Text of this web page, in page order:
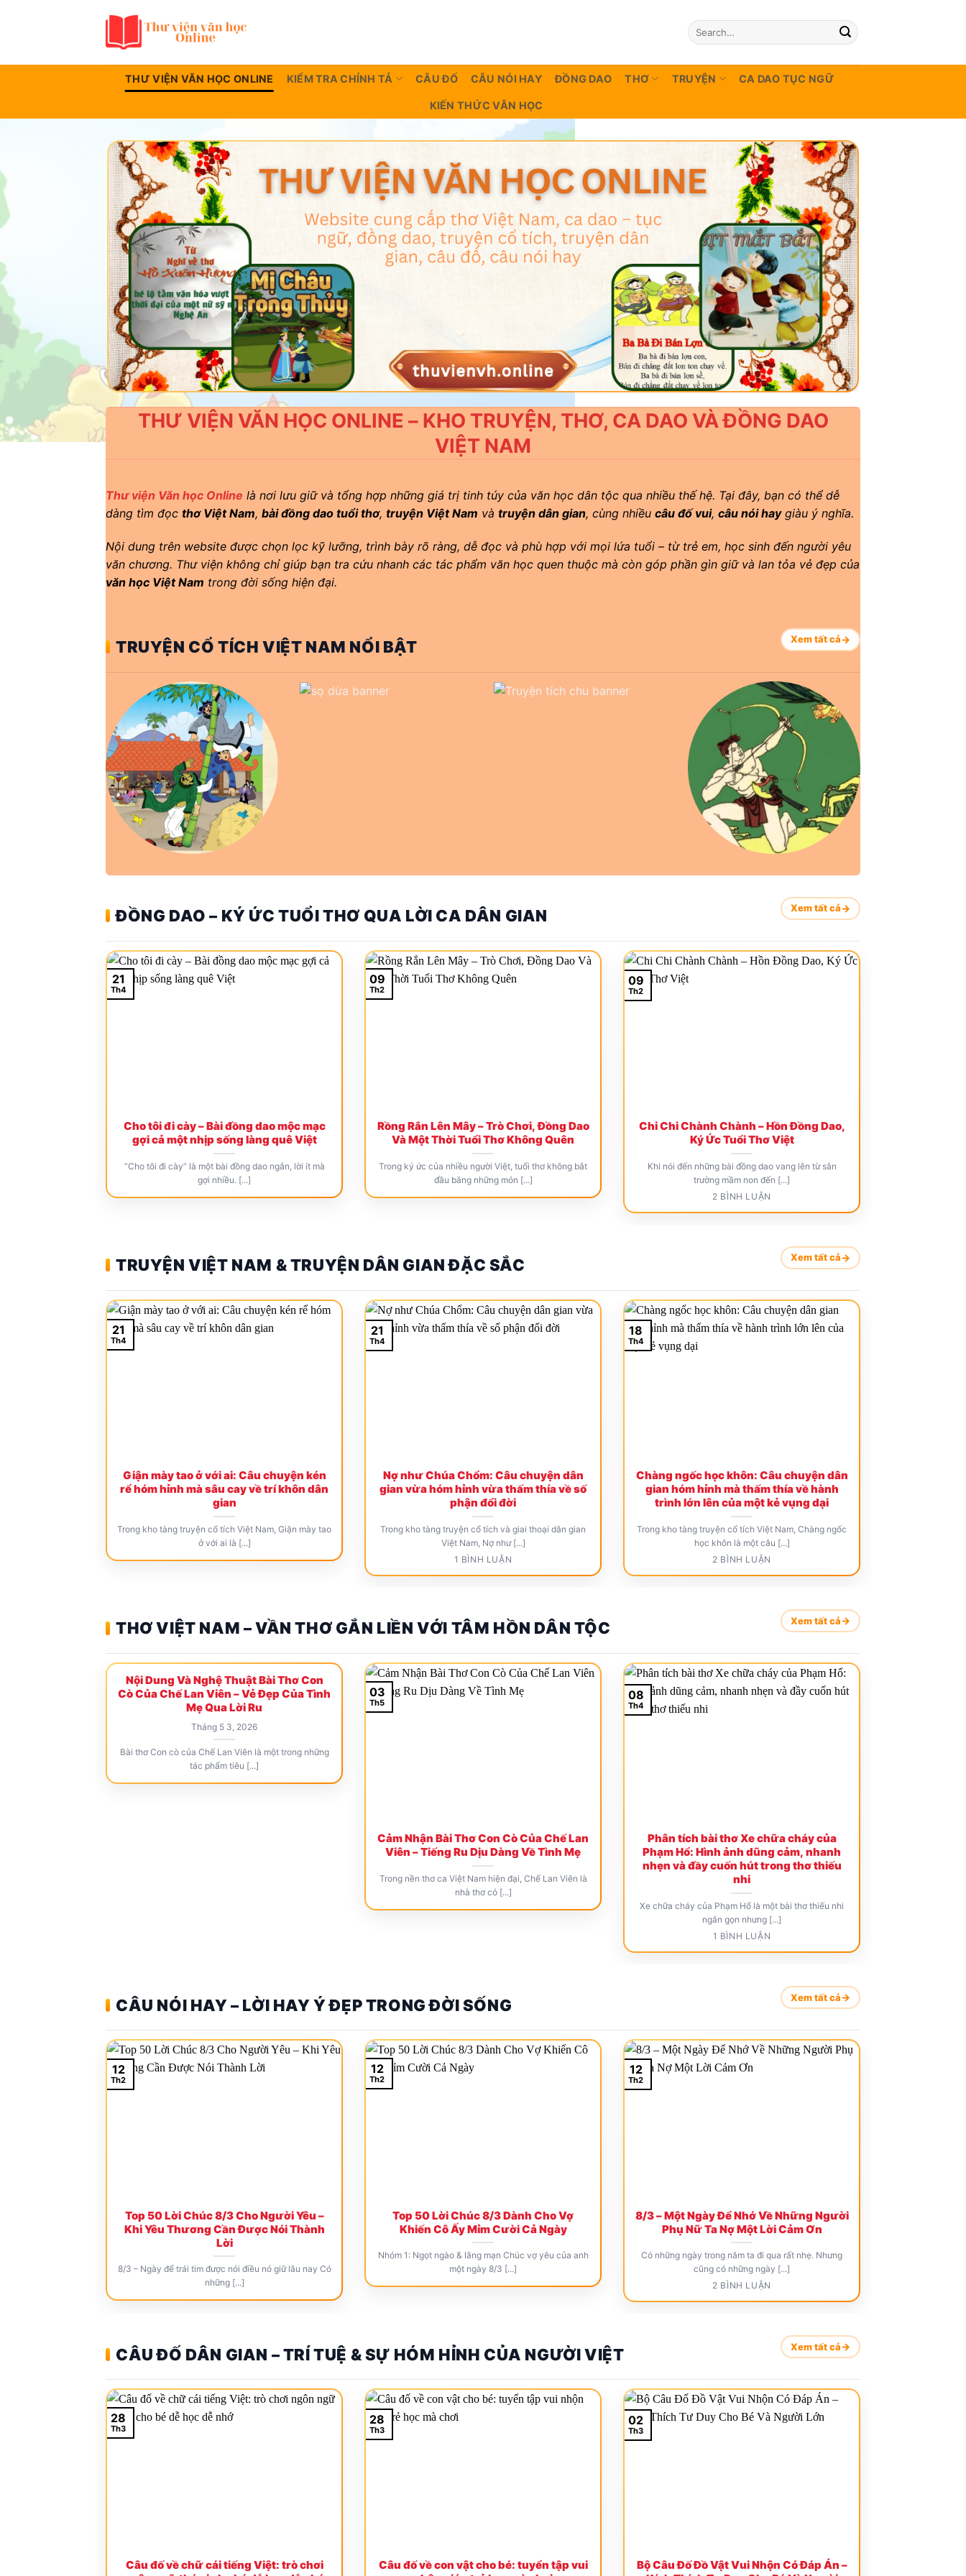
dung
THƯ VIỆN VĂN HỌC ONLINE KIỂM TRA CHÍNH TẢ CÂU ĐỐ CÂU NÓI HAY ĐỒNG DAO THƠ TRUYỆN CA DAO TỤC NGỮ
KIẾN THỨC VĂN HỌC
THƯ VIỆN VĂN HỌC ONLINE – KHO TRUYỆN, THƠ, CA DAO VÀ ĐỒNG DAO
VIỆT NAM
Thư viện Văn học Online là nơi lưu giữ và tổng hợp những giá trị tinh túy của văn học dân tộc qua nhiều thế hệ. Tại đây, bạn có thể dễ
dàng tìm đọc thơ Việt Nam, bài đồng dao tuổi thơ, truyện Việt Nam và truyện dân gian, cùng nhiều câu đố vui, câu nói haygiàu ý nghĩa.
Nội dung trên website được chọn lọc kỹ lưỡng, trình bày rõ ràng, dễ đọc và phù hợp với mọi lứa tuổi – từ trẻ em, học sinh đến người yêu
văn chương. Thư viện không chỉ giúp bạn tra cứu nhanh các tác phẩm văn học quen thuộc mà còn góp phần gìn giữ và lan tỏa vẻ đẹp của
văn học Việt Nam trong đời sống hiện đại.
TRUYỆN CỔ TÍCH VIỆT NAM NỔI BẬT Xem tất cả
ĐỒNG DAO – KÝ ỨC TUỔI THƠ QUA LỜI CA DÂN GIAN Xem tất cả
Cho tôi đi cày – Bài đồng dao mộc mạc
gợi cả một nhịp sống làng quê Việt
“Cho tôi đi cày” là một bài đồng dao ngắn, lời ít mà
gợi nhiều. [...]
21
Th4
Rồng Rắn Lên Mây – Trò Chơi, Đồng Dao
Và Một Thời Tuổi Thơ Không Quên
Trong ký ức của nhiều người Việt, tuổi thơ không bắt
đầu bằng những món [...]
09
Th2
Chi Chi Chành Chành – Hồn Đồng Dao,
Ký Ức Tuổi Thơ Việt
Khi nói đến những bài đồng dao vang lên từ sân
trường mầm non đến [...]
2 BÌNH LUẬN
09
Th2
TRUYỆN VIỆT NAM & TRUYỆN DÂN GIAN ĐẶC SẮC Xem tất cả
Giận mày tao ở với ai: Câu chuyện kén
rể hóm hỉnh mà sâu cay về trí khôn dân
gian
Trong kho tàng truyện cổ tích Việt Nam, Giận mày tao
ở với ai là [...]
21
Th4
Nợ như Chúa Chổm: Câu chuyện dân
gian vừa hóm hỉnh vừa thấm thía về số
phận đổi đời
Trong kho tàng truyện cổ tích và giai thoại dân gian
Việt Nam, Nợ như [...]
1 BÌNH LUẬN
21
Th4
Chàng ngốc học khôn: Câu chuyện dân
gian hóm hỉnh mà thấm thía về hành
trình lớn lên của một kẻ vụng dại
Trong kho tàng truyện cổ tích Việt Nam, Chàng ngốc
học khôn là một câu [...]
2 BÌNH LUẬN
18
Th4
THƠ VIỆT NAM – VẦN THƠ GẮN LIỀN VỚI TÂM HỒN DÂN TỘC Xem tất cả
Nội Dung Và Nghệ Thuật Bài Thơ Con
Cò Của Chế Lan Viên – Vẻ Đẹp Của Tình
Mẹ Qua Lời Ru
Tháng 5 3, 2026
Bài thơ Con cò của Chế Lan Viên là một trong những
tác phẩm tiêu [...]
Cảm Nhận Bài Thơ Con Cò Của Chế Lan
Viên – Tiếng Ru Dịu Dàng Về Tình Mẹ
Trong nền thơ ca Việt Nam hiện đại, Chế Lan Viên là
nhà thơ có [...]
03
Th5
Phân tích bài thơ Xe chữa cháy của
Phạm Hổ: Hình ảnh dũng cảm, nhanh
nhẹn và đầy cuốn hút trong thơ thiếu
nhi
Xe chữa cháy của Phạm Hổ là một bài thơ thiếu nhi
ngắn gọn nhưng [...]
1 BÌNH LUẬN
08
Th4
CÂU NÓI HAY – LỜI HAY Ý ĐẸP TRONG ĐỜI SỐNG Xem tất cả
Top 50 Lời Chúc 8/3 Cho Người Yêu –
Khi Yêu Thương Cần Được Nói Thành
Lời
8/3 – Ngày để trái tim được nói điều nó giữ lâu nay Có
những [...]
12
Th2
Top 50 Lời Chúc 8/3 Dành Cho Vợ
Khiến Cô Ấy Mỉm Cười Cả Ngày
Nhóm 1: Ngọt ngào & lãng mạn Chúc vợ yêu của anh
một ngày 8/3 [...]
12
Th2
8/3 – Một Ngày Để Nhớ Về Những Người
Phụ Nữ Ta Nợ Một Lời Cảm Ơn
Có những ngày trong năm ta đi qua rất nhẹ. Nhưng
cũng có những ngày [...]
2 BÌNH LUẬN
12
Th2
CÂU ĐỐ DÂN GIAN – TRÍ TUỆ & SỰ HÓM HỈNH CỦA NGƯỜI VIỆT Xem tất cả
Câu đố về chữ cái tiếng Việt: trò chơi
28
Th3
Câu đố về con vật cho bé: tuyển tập vui
28
Th3
Bộ Câu Đố Đồ Vật Vui Nhộn Có Đáp Án –
02
Th3